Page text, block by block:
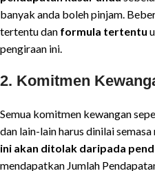
banyak anda boleh pinjam.
tertentu dan formula tertentu
pengiraan ini.
2. Komitmen
Semua komitmen kewangan
dan lain-lain harus dinilai
ini akan ditolak daripada
mendapatkan Jumlah